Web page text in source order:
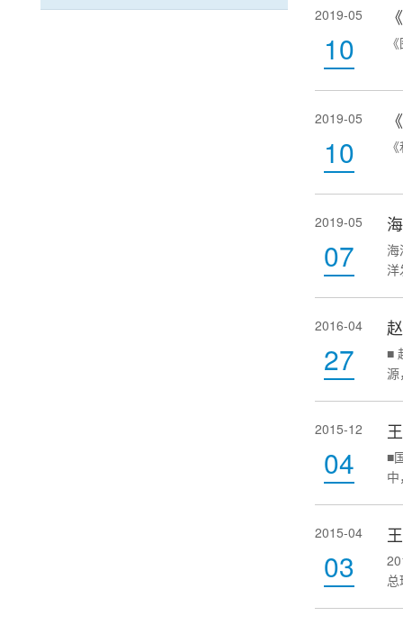
2019-05
10
2019-05
10
2019-05
07
文
2016-04
27
■
源
海
2015-12
04
■
间
2015-04
03